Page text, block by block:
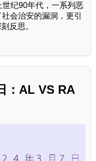
纪90年代，一系列恶
会治安的漏洞，更引
反思。
：AL VS RA